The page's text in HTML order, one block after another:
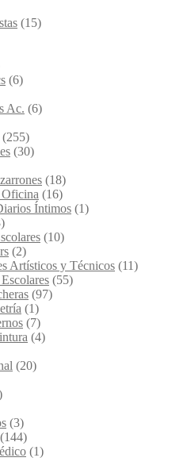
(15)
(6)
Ac. (6)
(255)
(30)
(18)
(16)
Íntimos (1)
(10)
(2)
Artísticos y Técnicos (11)
(55)
(97)
(1)
(7)
(4)
(20)
(3)
(144)
(1)